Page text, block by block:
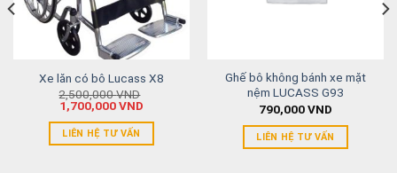
Xe lăn có bô Lucass X8
2,500,000VND
1,700,000VND
LIÊN HỆ TƯ VẤN
Ghế bô không bánh xe mặt
nệm LUCASS G93
790,000VND
LIÊN HỆ TƯ VẤN